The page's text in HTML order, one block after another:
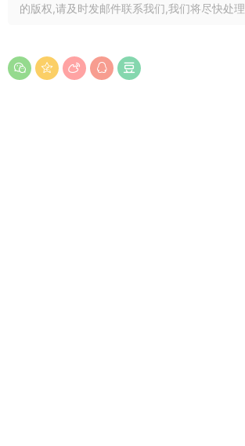
的版权,请及时发邮件联系我们,我们将尽快处理